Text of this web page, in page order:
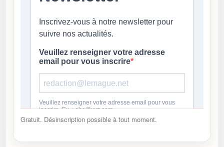
Gratuit. Désinscription possible à tout moment.